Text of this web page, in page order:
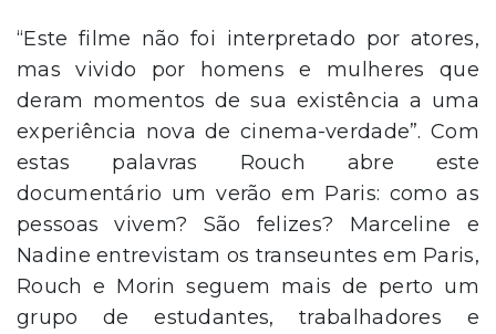
“Este filme não foi interpretado por atores,
mas vivido por homens e mulheres que
deram momentos de sua existência a uma
experiência nova de cinema-verdade”. Com
estas palavras Rouch abre este
documentário um verão em Paris: como as
pessoas vivem? São felizes? Marceline e
Nadine entrevistam os transeuntes em Paris,
Rouch e Morin seguem mais de perto um
grupo de estudantes, trabalhadores e